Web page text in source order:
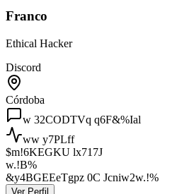
Franco
Ethical Hacker
Discord
Córdoba
w 32CODTVq q6F&%Ial
ww y7PLff
$m!6KEGKU lx717J
w.!B%
&y4BGEEeTgpz 0C Jcniw2w.!%
Ver Perfil